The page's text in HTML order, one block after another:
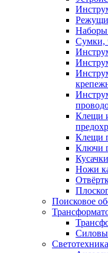
Наборы
Сумки,
Клещи
Клещи
Ключи
Кусачки
Ножи
Поисковое
Светотехника